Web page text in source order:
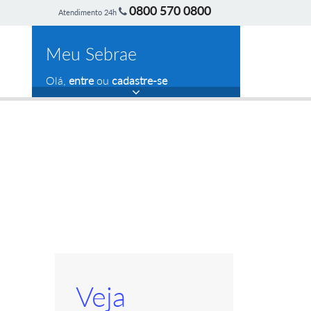
Atendimento 24h 0800 570 0800
Meu Sebrae
Olá, entreou cadastre-se
Veja